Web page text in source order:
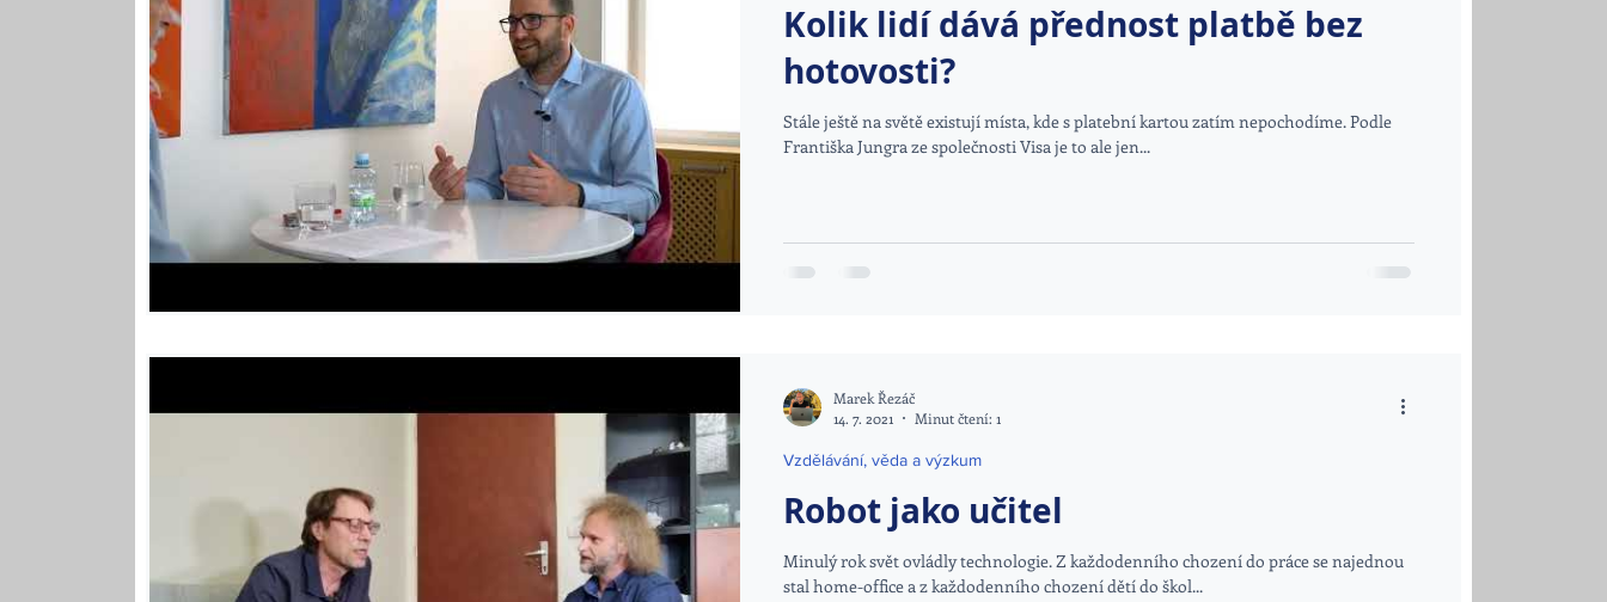
Kolik lidí dává přednost platbě bez
hotovosti?
Stále ještě na světě existují místa, kde s platební kartou zatím nepochodíme. Podle
Františka Jungra ze společnosti Visa je to ale jen...
Robot jako učitel
Minulý rok svět ovládly technologie. Z každodenního chození do práce se najednou
stal home-office a z každodenního chození dětí do škol...
Vzdělávání, věda a výzkum
Marek Řezáč
14. 7. 2021
Minut čtení: 1